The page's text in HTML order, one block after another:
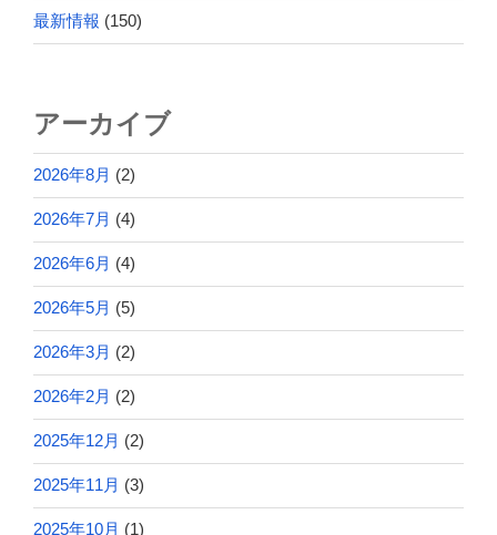
最新情報 (150)
アーカイブ
2026年8月 (2)
2026年7月 (4)
2026年6月 (4)
2026年5月 (5)
2026年3月 (2)
2026年2月 (2)
2025年12月 (2)
2025年11月 (3)
2025年10月 (1)